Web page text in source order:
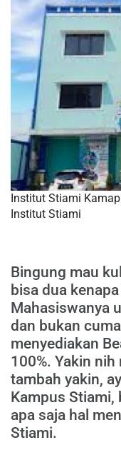
Institut Stiami
Institut Stiami
Bingung mau
bisa dua
Mahasiswanya
dan bukan
menyediakan
100%. Yakin
tambah yakin,
Kampus Stiami,
apa saja hal
Stiami.